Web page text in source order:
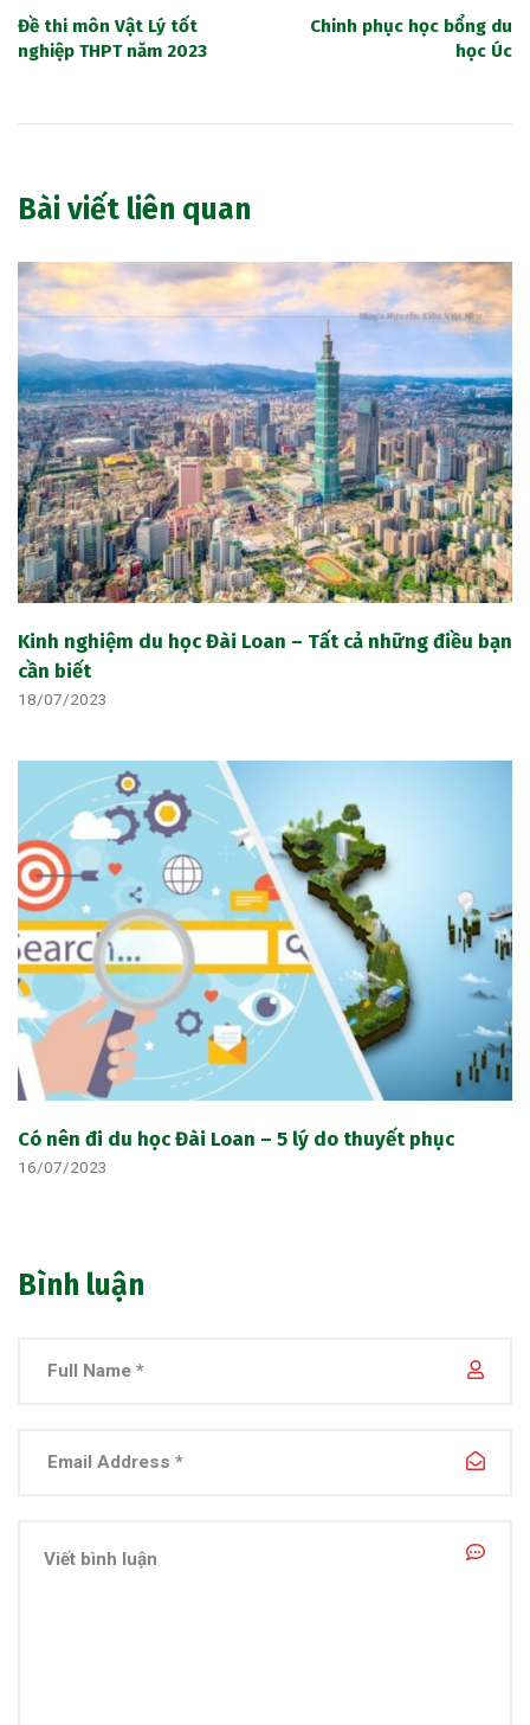
Đề thi môn Vật Lý tốt
nghiệp THPT năm 2023
Chinh phục học bổng du
học Úc
Bài viết liên quan
Kinh nghiệm du học Đài Loan – Tất cả những điều bạn
cần biết
18/07/2023
Có nên đi du học Đài Loan – 5 lý do thuyết phục
16/07/2023
Bình luận